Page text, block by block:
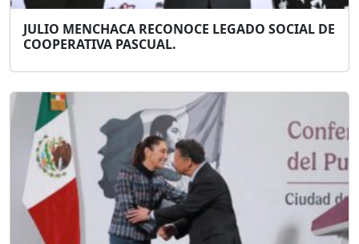
JULIO MENCHACA RECONOCE LEGADO SOCIAL DE
COOPERATIVA PASCUAL.